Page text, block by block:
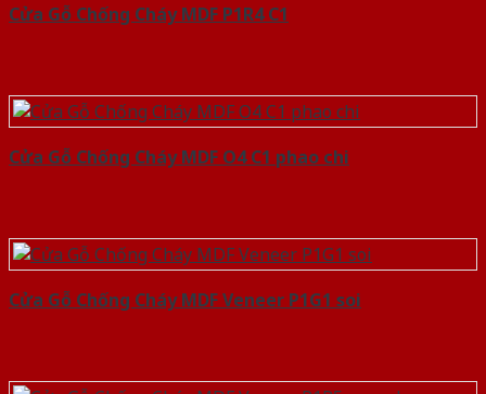
Cửa Gỗ Chống Cháy MDF P1R4 C1
Cửa Gỗ Chống Cháy MDF O4 C1 phao chi
Cửa Gỗ Chống Cháy MDF Veneer P1G1 soi